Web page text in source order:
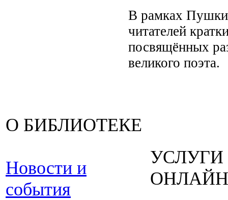
В рамках
читателей
посвящённых
великого поэта.
О БИБЛИОТЕКЕ
Новости и
события
УСЛУГИ
ОНЛАЙН